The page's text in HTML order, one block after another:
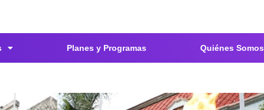
Planes y Programas Quiénes Somos